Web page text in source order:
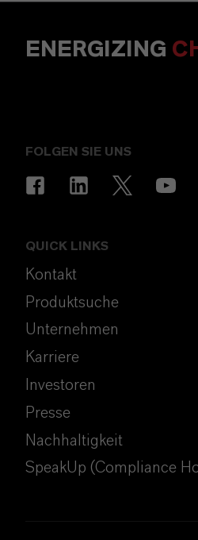
ENERGIZING
FOLGEN SIE UNS
QUICK LINKS
Kontakt
Produktsuche
Unternehmen
Karriere
Investoren
Presse
Nachhaltigkeit
SpeakUp (Compliance